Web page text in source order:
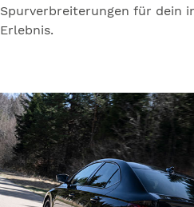
Spurverbreiterungen für dein
Erlebnis.